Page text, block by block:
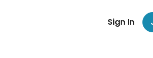
Sign In